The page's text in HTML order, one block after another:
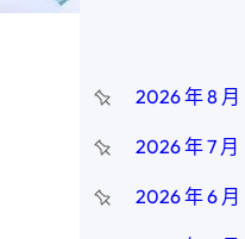
2026 年 8 月
2026 年 7 月
2026 年 6 月